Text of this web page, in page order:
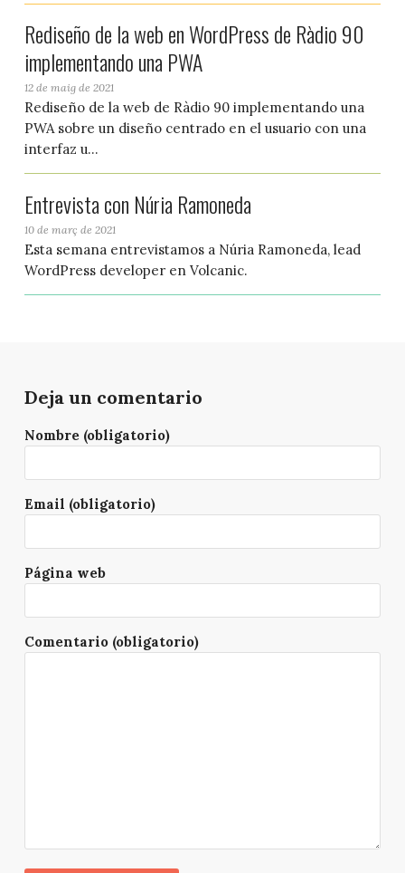
Rediseño de la web en WordPress de Ràdio 90
implementando una PWA
12 de maig de 2021
Rediseño de la web de Ràdio 90 implementando una
PWA sobre un diseño centrado en el usuario con una
interfaz u...
Entrevista con Núria Ramoneda
10 de març de 2021
Esta semana entrevistamos a Núria Ramoneda, lead
WordPress developer en Volcanic.
Deja un comentario
Nombre (obligatorio)
Email (obligatorio)
Página web
Comentario (obligatorio)